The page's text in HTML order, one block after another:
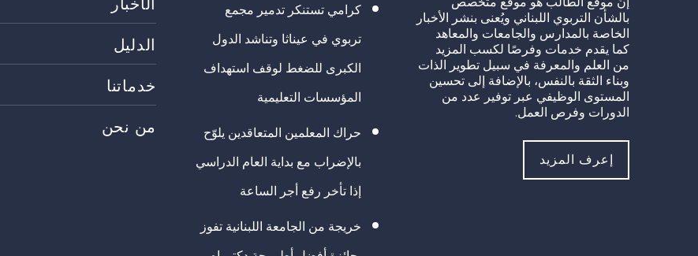
بالشأن التربوي اللبناني ويُعنى بنشر الأخبار
الخاصة بالمدارس والجامعات والمعاهد
كما يقدم خدمات وفرصًا لكسب المزيد
من العلم والمعرفة في سبيل تطوير الذات
وبناء الثقة بالنفس، بالإضافة إلى تحسين
المستوى الوظيفي عبر توفير عدد من
الدورات وفرص العمل.
إعرف المزيد
كرامي تستنكر تدمير مجمع
تربوي في عيناثا وتناشد الدول
الكبرى للضغط لوقف استهداف
المؤسسات التعليمية
حراك المعلمين المتعاقدين يلوّح
بالإضراب مع بداية العام الدراسي
إذا تأخر رفع أجر الساعة
خريجة من الجامعة اللبنانية تفوز
الأخبار
الدليل
خدماتنا
من نحن